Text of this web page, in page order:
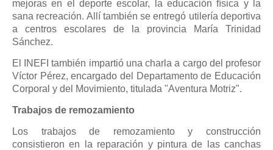
mejoras en el deporte escolar, la educación física y la
sana recreación. Allí también se entregó utilería deportiva
a centros escolares de la provincia María Trinidad
Sánchez.
El INEFI también impartió una charla a cargo del profesor
Víctor Pérez, encargado del Departamento de Educación
Corporal y del Movimiento, titulada "Aventura Motriz".
Trabajos de remozamiento
Los trabajos de remozamiento y construcción
consistieron en la reparación y pintura de las canchas